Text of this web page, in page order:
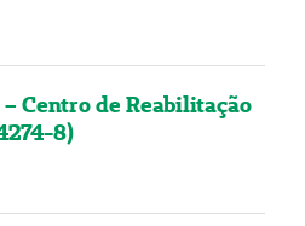
Centro de Reabilitação
8)